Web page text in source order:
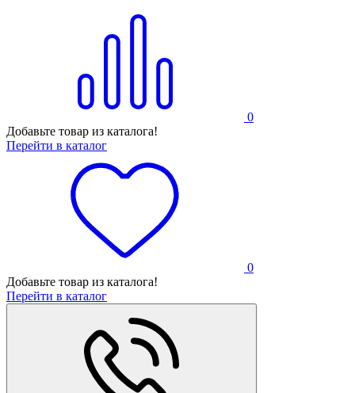
0
Добавьте товар из каталога!
Перейти в каталог
0
Добавьте товар из каталога!
Перейти в каталог